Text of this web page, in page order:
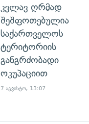
კვლავ ღრმად
შეშფოთებულია
საქართველოს
ტერიტორიის
განგრძობადი
ოკუპაციით
7 აგვისტო, 13:07